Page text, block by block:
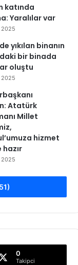
katında
Yaralılar var
2025
yıkılan binanın
bir binada
oluştu
2025
Atatürk
Millet
hizmet
2025
0
Takipci